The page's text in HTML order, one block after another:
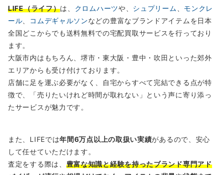
LIFE（ライフ）は、 クロムハーツや、 シュプリーム
モンクレ
ール
コムデギャルソンなどの豊富なブランドアイテムを日本
全国どこからでも送料無料での宅配買取サービスを行っており
ます。
大阪市内はもちろん、堺市・東大阪・豊中・吹田といった郊外
エリアからも受け付けております。
店舗に足を運ぶ必要がなく、自宅からすべて完結できる点が特
徴で、「売りたいけれど時間が取れない」という声に寄り添っ
たサービスが魅力です。
また、LIFEでは年間6万点以上の取扱い実績があるので、安心
して任せていただけます。
査定をする際は、 豊富な知識と経験を持ったブランド専門アド